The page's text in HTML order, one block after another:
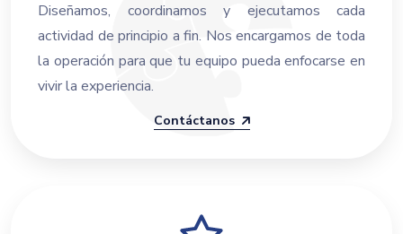
Diseñamos, coordinamos y ejecutamos cada
actividad de principio a fin. Nos encargamos de toda
la operación para que tu equipo pueda enfocarse en
vivir la experiencia.
Contáctanos